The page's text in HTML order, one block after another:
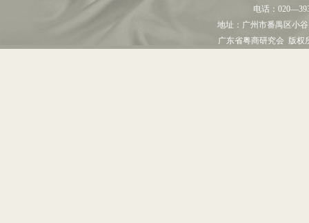
电话：
地址： 广州市番禺区小
广东省粤商研究会 版